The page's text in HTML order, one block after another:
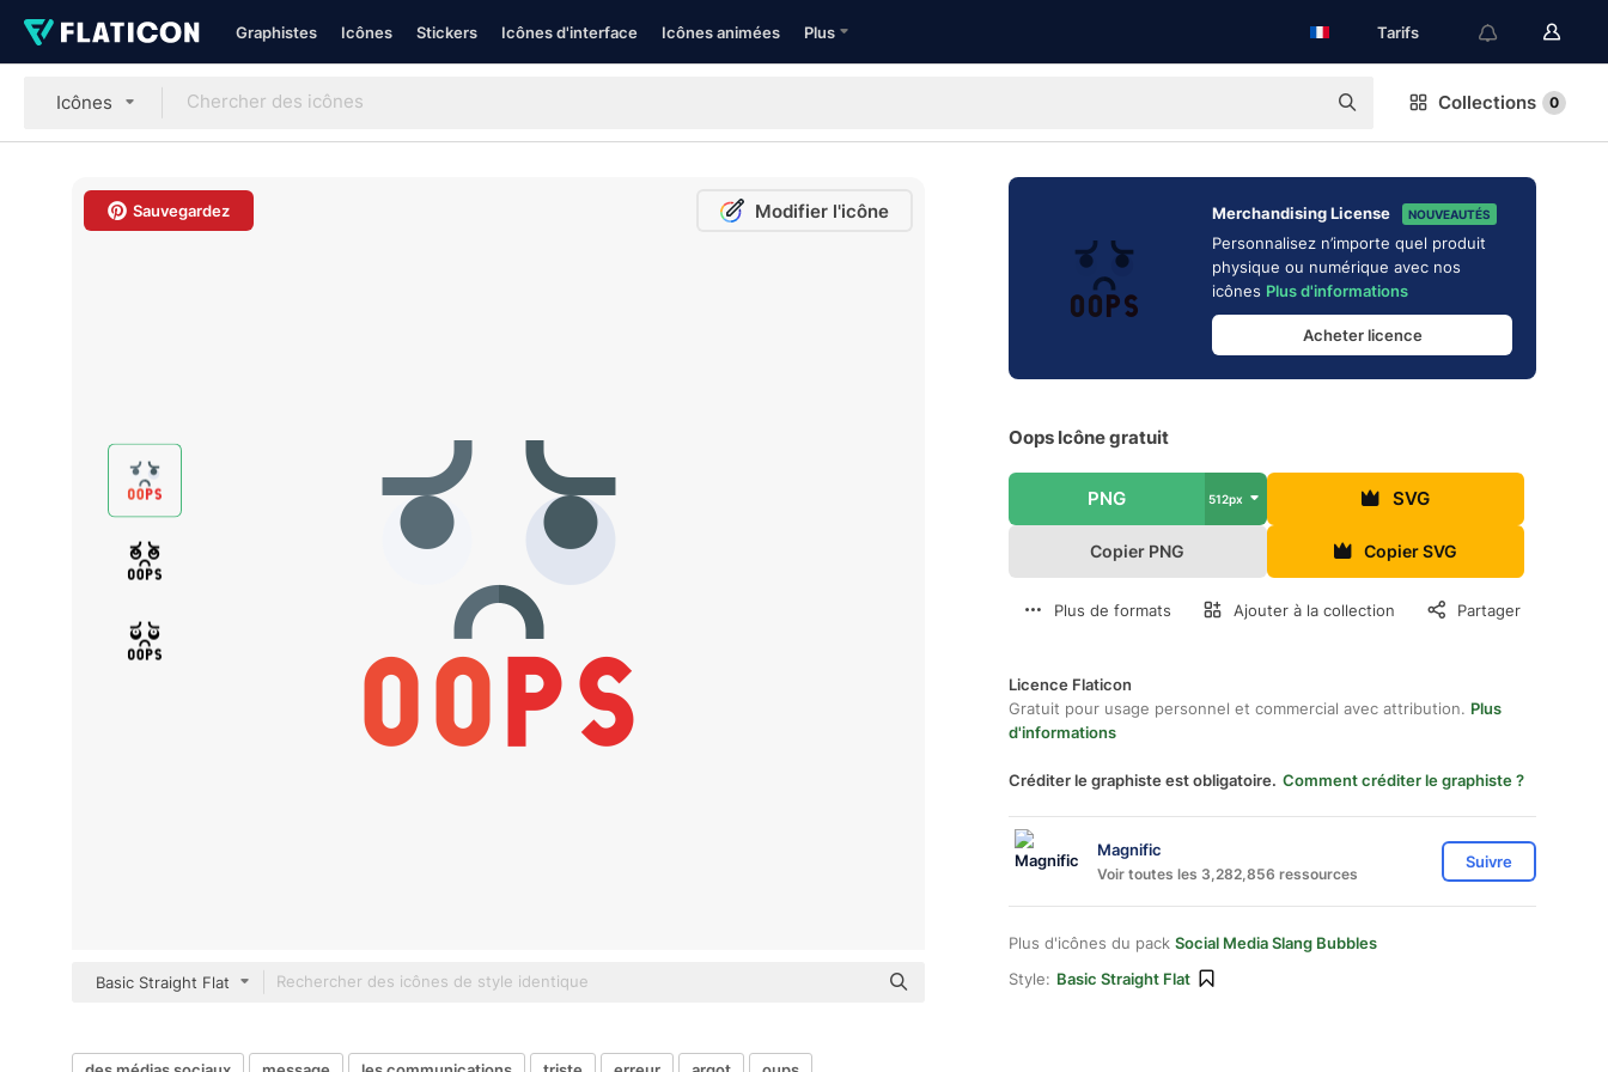
Graphistes Icônes Stickers Icônes d'interface Icônes animées Plus Tarifs
Icônes Collections 0
Sauvegardez Modifier l'icône
Basic Straight Flat
Merchandising License NOUVEAUTÉS
Personnalisez n’importe quel produit
physique ou numérique avec nos
icônes Plus d'informations
Acheter licence
Oops Icône gratuit
PNG 512px SVG
Copier PNG Copier SVG
Plus de formats Ajouter à la collection Partager
Licence Flaticon
Gratuit pour usage personnel et commercial avec attribution. Plus
d'informations
Créditer le graphiste est obligatoire. Comment créditer le graphiste ?
Magnific
Voir toutes les 3,282,856 ressources
Suivre
Plus d'icônes du pack Social Media Slang Bubbles
Style: Basic Straight Flat